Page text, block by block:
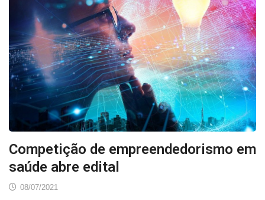
Competição de empreendedorismo em
saúde abre edital
08/07/2021